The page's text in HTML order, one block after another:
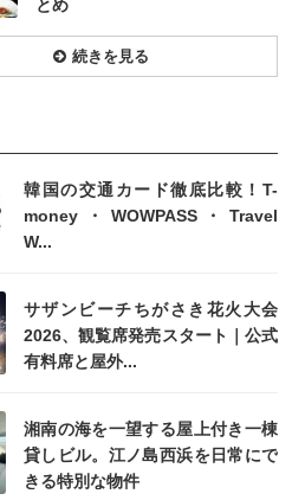
とめ
続きを見る
韓国の交通カード徹底比較！T-
money・WOWPASS・Travel
W...
サザンビーチちがさき花火大会
2026、観覧席発売スタート｜公式
有料席と屋外...
湘南の海を一望する屋上付き一棟
貸しビル。江ノ島西浜を日常にで
きる特別な物件